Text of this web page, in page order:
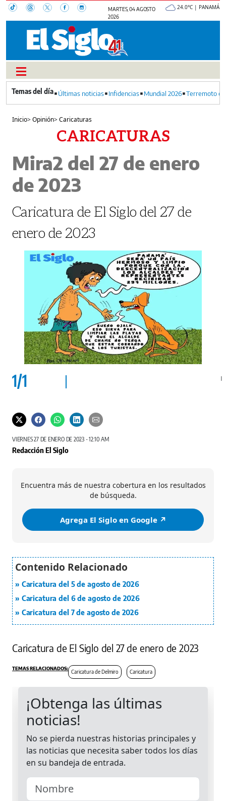
MARTES, 04 AGOSTO
2026
24.0°C | PANAMÁ
Últimas noticias Infidencias Mundial 2026 Terremoto
Inicio>Opinión>Caricaturas
CARICATURAS
Mira2 del 27 de enero
de 2023
Caricatura de El Siglo del 27 de
enero de 2023
1/1
VIERNES 27 DE ENERO DE 2023 - 12:10 AM
Redacción El Siglo
Encuentra más de nuestra cobertura en los resultados
de búsqueda.
Agrega El Siglo en Google ↗️
Caricatura del 5 de agosto de 2026
Caricatura del 6 de agosto de 2026
Caricatura del 7 de agosto de 2026
Caricatura de El Siglo del 27 de enero de 2023
Caricatura de Delmiro Caricatura